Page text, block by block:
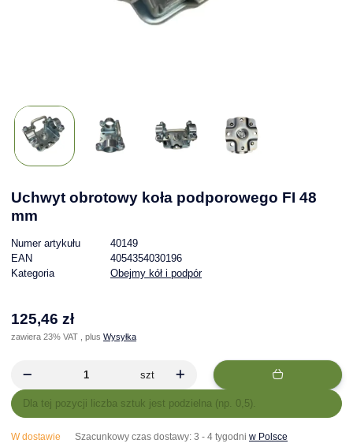
Uchwyt obrotowy koła podporowego FI 48
mm
Numer artykułu
40149
EAN
4054354030196
Kategoria
Obejmy kół i podpór
125,46 zł
zawiera 23% VAT , plus Wysyłka
szt
xDla tej pozycji liczba sztuk jest podzielna (np. 0,5).
W dostawie Szacunkowy czas dostawy: 3 - 4 tygodni w Polsce